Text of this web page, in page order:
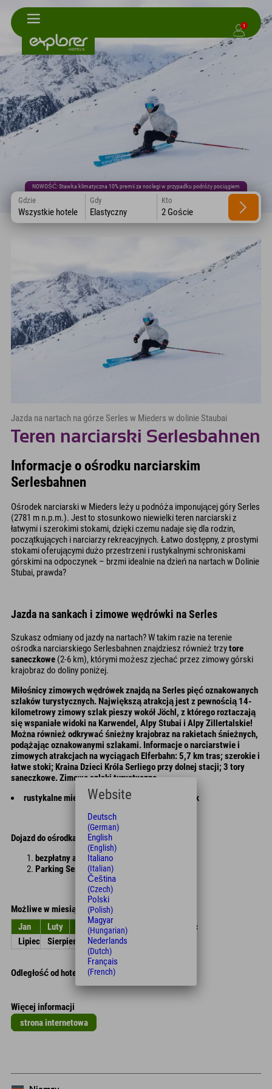
1
NOWOŚĆ: Stawka klimatyczna 10% premii za noclegi w przypadku podróży pociągiem
Gdzie
Wszystkie hotele
Gdy
Elastyczny
Kto
2 Goście
Jazda na nartach na górze Serles w Mieders w dolinie Staubai
Teren narciarski Serlesbahnen
Informacje o ośrodku narciarskim
Serlesbahnen
Ośrodek narciarski w Mieders leży u podnóża imponującej góry Serles
(2781 m n.p.m.). Jest to stosunkowo niewielki teren narciarski z
łatwymi i szerokimi stokami, dzięki czemu nadaje się dla rodzin,
początkujących i narciarzy rekreacyjnych. Łatwo dostępny, z prostymi
stokami oferującymi dużo przestrzeni i rustykalnymi schroniskami
górskimi na odpoczynek – brzmi idealnie na dzień na nartach w Dolinie
Stubai, prawda?
Jazda na sankach i zimowe wędrówki na Serles
Szukasz odmiany od jazdy na nartach? W takim razie na terenie
ośrodka narciarskiego Serlesbahnen znajdziesz również trzytore
saneczkowe (2-6 km), którymi możesz zjechać przez zimowy górski
krajobraz do doliny poniżej.
Miłośnicy zimowych wędrówek znajdą na Serles pięć oznakowanych
szlaków turystycznych. Największą atrakcją jest z pewnością 14-
kilometrowy zimowy szlak pieszy wokół Jöchl, z którego roztaczają
się wspaniałe widoki na Karwendel, Alpy Stubai i Alpy Zillertalskie!
Można również odkrywać śnieżny krajobraz na rakietach śnieżnych,
podążając oznakowanymi szlakami. Informacje o narciarstwie i
zimowych atrakcjach na wyciągach Elferbahn: 5,7 km tras; szerokie i
łatwe stoki; Kraina Dzieci Króla Serliego przy dolnej stacji; 3 tory
saneczkowe. Zimowe szlaki turystyczne
rustykalne miejsca na odpoczynek i poczęstunek
Dojazd do ośrodka narciarskiego Serlesbahnen
bezpłatny autobus dla narciarzy
Parking Serlesbahnen
Możliwe w miesiącach
Jan
Luty Zniszczyćkwiecień
Czerwiec
Lipiec
Sierpień WrzesieńPaździernik
Odległość od hotelu
Więcej informacji
strona internetowa
Website
Deutsch
(German)
English
(English)
Italiano
(Italian)
Čeština
(Czech)
Polski
(Polish)
Magyar
(Hungarian)
Nederlands
(Dutch)
Français
(French)